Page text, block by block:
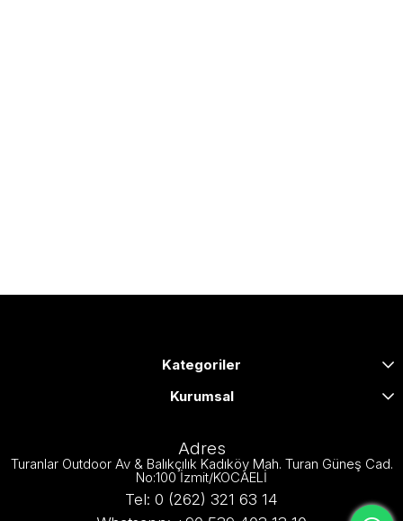
Kategoriler
Kurumsal
Adres
Turanlar Outdoor Av & Balıkçılık Kadıköy Mah. Turan Güneş Cad.
No:100 İzmit/KOCAELİ
Tel: 0 (262) 321 63 14